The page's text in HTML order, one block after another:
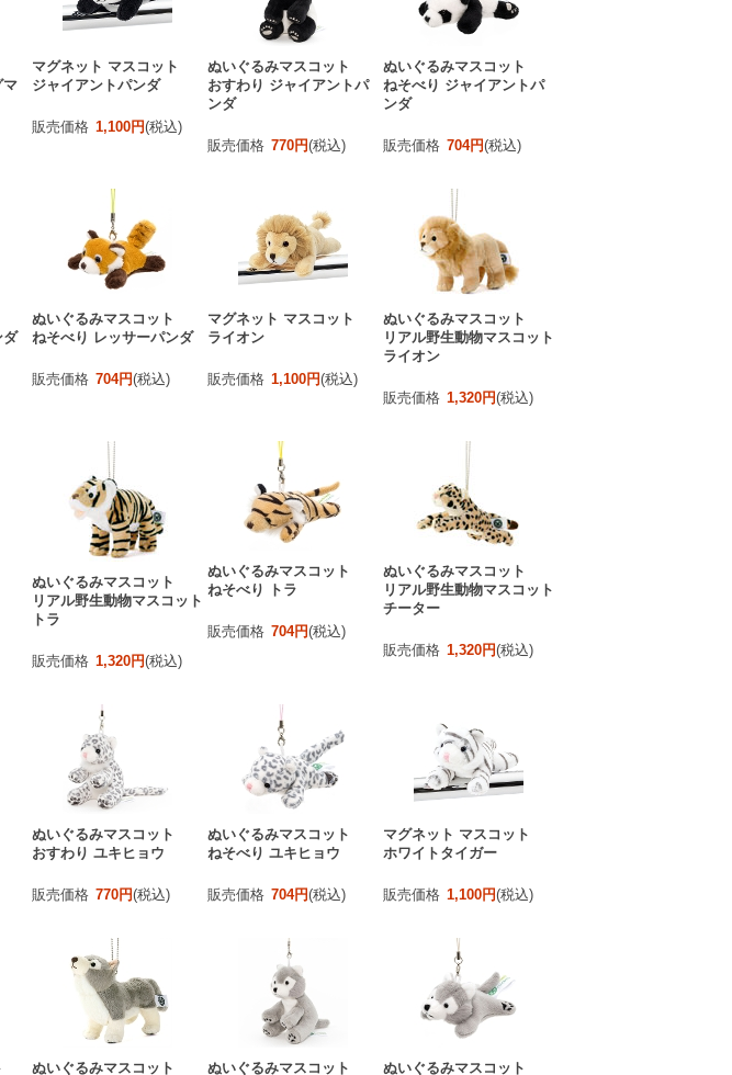
マ
マグネット マスコット
ジャイアントパンダ
販売価格 1,100円(税込)
ぬいぐるみマスコット
おすわり ジャイアントパ
ンダ
販売価格 770円(税込)
ぬいぐるみマスコット
ねそべり ジャイアントパ
ンダ
販売価格 704円(税込)
ダ
ぬいぐるみマスコット
ねそべり レッサーパンダ
販売価格 704円(税込)
マグネット マスコット
ライオン
販売価格 1,100円(税込)
ぬいぐるみマスコット
リアル野生動物マスコット
ライオン
販売価格 1,320円(税込)
ぬいぐるみマスコット
リアル野生動物マスコット
トラ
販売価格 1,320円(税込)
ぬいぐるみマスコット
ねそべり トラ
販売価格 704円(税込)
ぬいぐるみマスコット
リアル野生動物マスコット
チーター
販売価格 1,320円(税込)
ぬいぐるみマスコット
おすわり ユキヒョウ
販売価格 770円(税込)
ぬいぐるみマスコット
ねそべり ユキヒョウ
販売価格 704円(税込)
マグネット マスコット
ホワイトタイガー
販売価格 1,100円(税込)
ぬいぐるみマスコット
ぬいぐるみマスコット
ぬいぐるみマスコット